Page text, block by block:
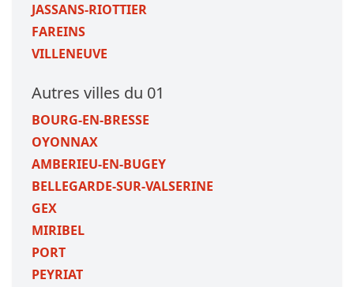
JASSANS-RIOTTIER
FAREINS
VILLENEUVE
Autres villes du 01
BOURG-EN-BRESSE
OYONNAX
AMBERIEU-EN-BUGEY
BELLEGARDE-SUR-VALSERINE
GEX
MIRIBEL
PORT
PEYRIAT